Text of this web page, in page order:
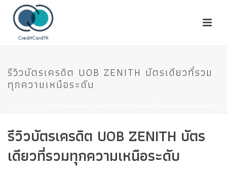
รีวิวบัตรเครดิต UOB ZENITH บัตรเดียวที่รวม
ทุกความเหนือระดับ
รีวิวบัตรเครดิต UOB ZENITH บัตร
เดียวที่รวมทุกความเหนือระดับ